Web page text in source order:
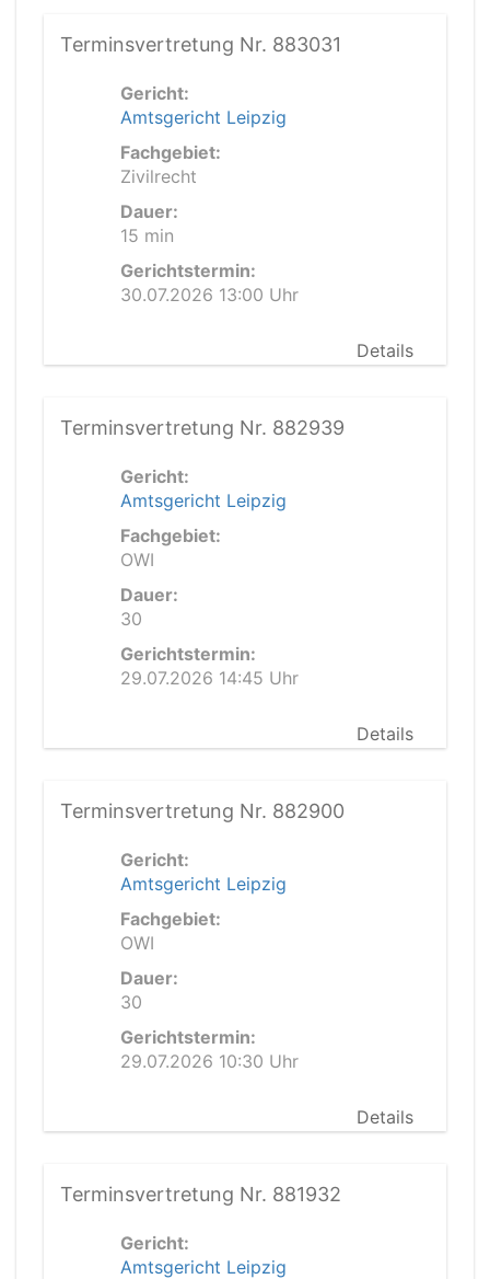
Terminsvertretung Nr. 883031
Gericht:
Amtsgericht Leipzig
Fachgebiet:
Zivilrecht
Dauer:
15 min
Gerichtstermin:
30.07.2026 13:00 Uhr
Details
Terminsvertretung Nr. 882939
Gericht:
Amtsgericht Leipzig
Fachgebiet:
OWI
Dauer:
30
Gerichtstermin:
29.07.2026 14:45 Uhr
Details
Terminsvertretung Nr. 882900
Gericht:
Amtsgericht Leipzig
Fachgebiet:
OWI
Dauer:
30
Gerichtstermin:
29.07.2026 10:30 Uhr
Details
Terminsvertretung Nr. 881932
Gericht:
Amtsgericht Leipzig